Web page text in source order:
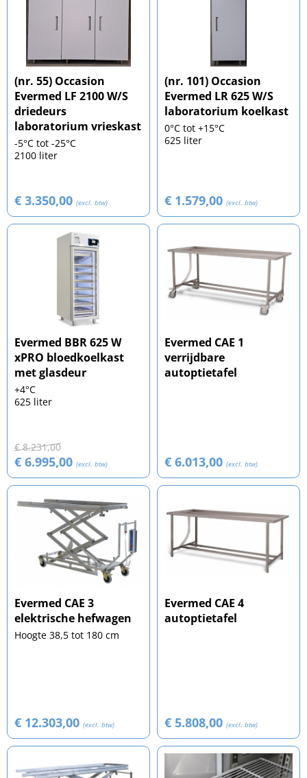
(nr. 55) Occasion
Evermed LF 2100 W/S
driedeurs
laboratorium vrieskast
-5°C tot -25°C
2100 liter
€ 3.350,00 (excl. btw)
(nr. 101) Occasion
Evermed LR 625 W/S
laboratorium koelkast
0°C tot +15°C
625 liter
€ 1.579,00 (excl. btw)
Evermed BBR 625 W
xPRO bloedkoelkast
met glasdeur
+4°C
625 liter
€ 8.231,00
€ 6.995,00 (excl. btw)
Evermed CAE 1
verrijdbare
autoptietafel
€ 6.013,00 (excl. btw)
Evermed CAE 3
elektrische hefwagen
Hoogte 38,5 tot 180 cm
€ 12.303,00 (excl. btw)
Evermed CAE 4
autoptietafel
€ 5.808,00 (excl. btw)